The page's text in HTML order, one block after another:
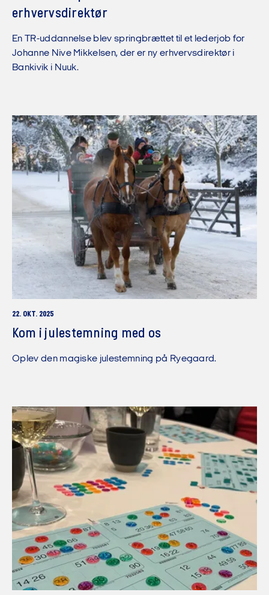
erhvervsdirektør
En TR-uddannelse blev springbrættet til et lederjob for
Johanne Nive Mikkelsen, der er ny erhvervsdirektør i
Bankivik i Nuuk.
22. OKT. 2025
Kom i julestemning med os
Oplev den magiske julestemning på Ryegaard.